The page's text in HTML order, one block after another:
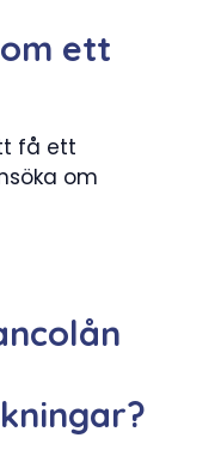
ett
få ett
om